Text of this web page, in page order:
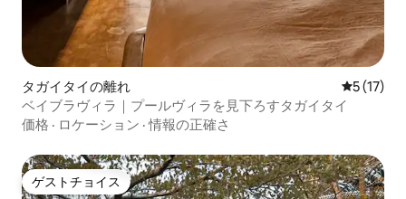
タガイタイの離れ レビュー
5 (17)
ベイブラヴィラ｜プールヴィラを見下ろすタガイタイ
価格 · ロケーション ·情報の正確さ
ゲストチョイス
ゲストチョイス